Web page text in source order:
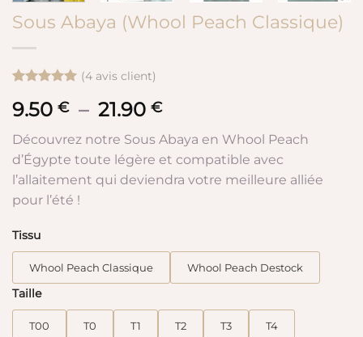
Sous Abaya (Whool Peach Classique)
5 basé sur
notations
client
(4avis client)
9.50 € – 21.90 €Plage
de
prix :
9.50 €
à
Découvrez notre Sous Abaya en Whool Peach
d’Égypte toute légère et compatible avec
l’allaitement qui deviendra votre meilleure alliée
pour l’été !
Tissu
Whool Peach Classique Whool Peach Destock
Taille
T00 T0 T1 T2 T3 T4